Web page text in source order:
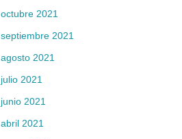
octubre 2021
septiembre 2021
agosto 2021
julio 2021
junio 2021
abril 2021